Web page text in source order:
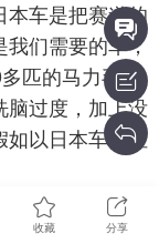
本车是把赛道的
我们需要的车，
匹的马力毛用
脑过度，加上没
如以日本车本位
收藏 分享